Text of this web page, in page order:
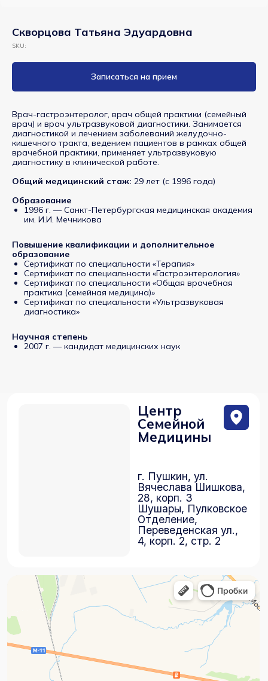
Скворцова Татьяна Эдуардовна
SKU:
Записаться на прием
Врач-гастроэнтеролог, врач общей практики (семейный
врач) и врач ультразвуковой диагностики. Занимается
диагностикой и лечением заболеваний желудочно-
кишечного тракта, ведением пациентов в рамках общей
врачебной практики, применяет ультразвуковую
диагностику в клинической работе.
Общий медицинский стаж: 29 лет (с 1996 года)
Образование
1996 г. — Санкт-Петербургская медицинская академия
им. И.И. Мечникова
Повышение квалификации и дополнительное
образование
Сертификат по специальности «Терапия»
Сертификат по специальности «Гастроэнтерология»
Сертификат по специальности «Общая врачебная
практика (семейная медицина)»
Сертификат по специальности «Ультразвуковая
диагностика»
Научная степень
2007 г. — кандидат медицинских наук
Центр
Семейной
Медицины
г. Пушкин, ул.
Переведенская ул.,
4, корп. 2, стр. 2